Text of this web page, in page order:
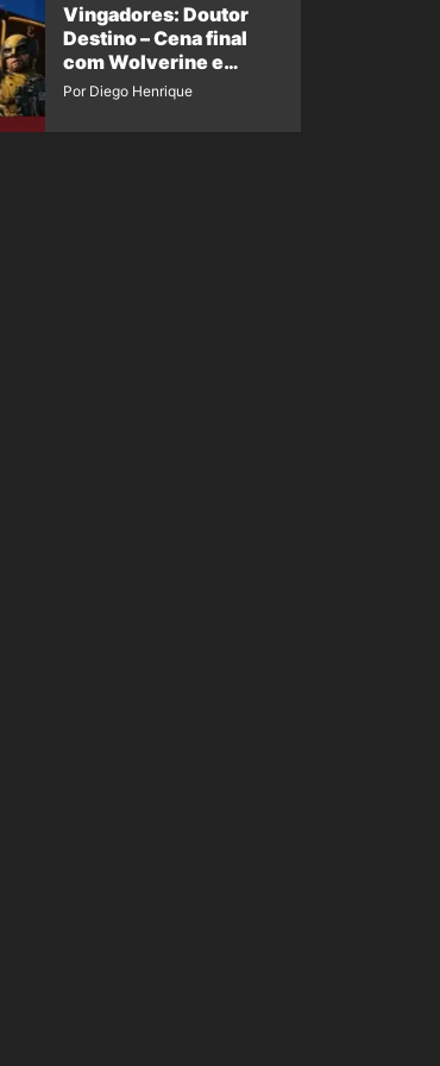
Vingadores: Doutor
Destino – Cena final
com Wolverine e
Homem-Aranha de
Por Diego Henrique